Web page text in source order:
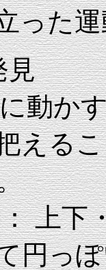
った
見
かす
える
上下
円っ